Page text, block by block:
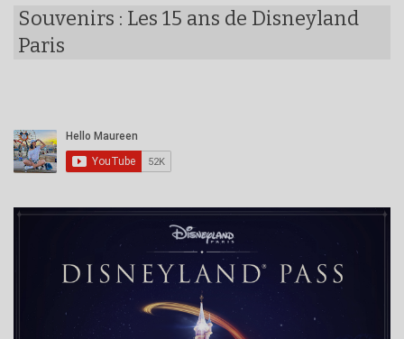
Souvenirs : Les 15 ans de Disneyland
Paris